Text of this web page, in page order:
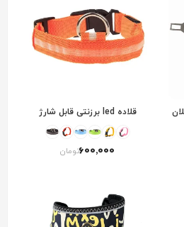
قلاده led برزنتی قابل شارژ
600٬000تومان